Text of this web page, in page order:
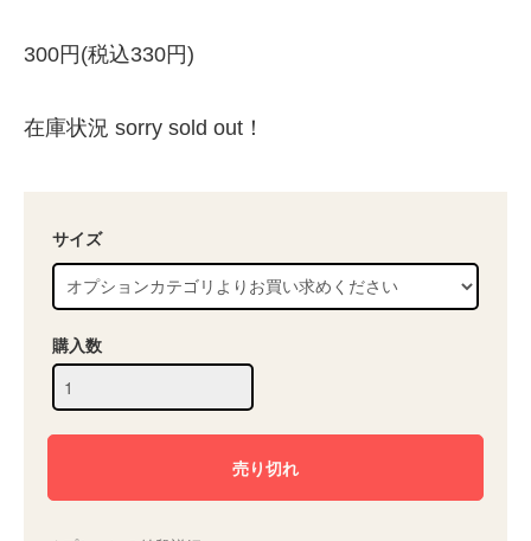
300円(税込330円)
在庫状況 sorry sold out！
サイズ
購入数